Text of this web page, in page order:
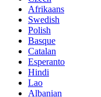
Afrikaans
Swedish
Polish
Basque
Catalan
Esperanto
Hindi
Lao
Albanian